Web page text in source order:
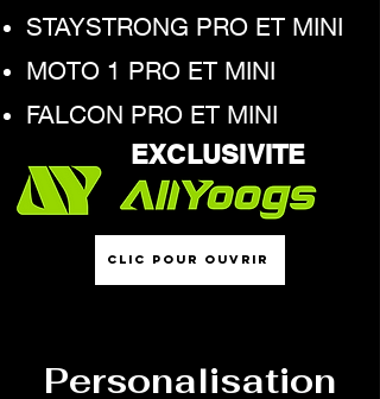
STAYSTRONG PRO ET MINI
MOTO 1 PRO ET MINI
FALCON PRO ET MINI
EXCLUSIVITE
CLIC POUR OUVRIR
Personalisation